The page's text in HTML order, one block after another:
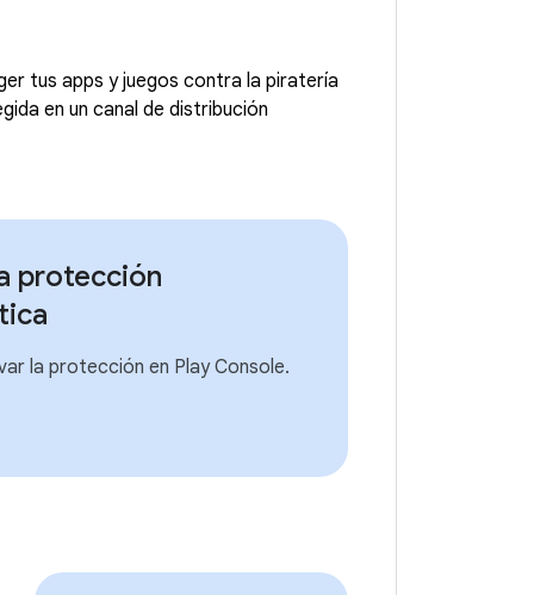
tus apps y juegos contra la piratería
en un canal de distribución
protección
la protección en Play Console.